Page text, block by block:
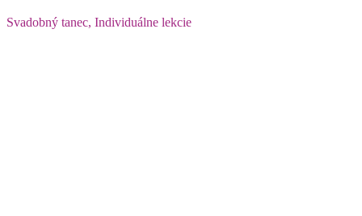
Svadobný tanec, Individuálne lekcie